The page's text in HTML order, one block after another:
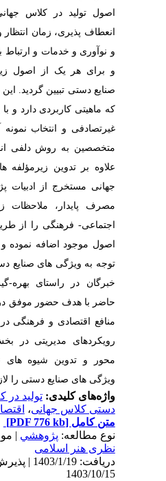
اصول تولید در کلاس جهانی شامل
انعطاف پذیری، زمان انتظار و تحویل
و نوآوری و خدمات و ارتباط با
و برای هر یک از اصول زیرمؤلفه
صنایع دستی تبیین گردید. این پژوهش
که ماهیتی کاربردی دارد و با روش
غیرتصادفی و انتخاب نمونه آماری از
متخصصین به روش دلفی انجام
علاوه بر تدوین زیرمؤلفه های اصول
جهانی مستخرج از ادبیات پژوهش،
مصرف پایدار، ملاحظات زیست -
اجتماعی- فرهنگی را از طریق اجماع
اصول موجود اضافه نموده و
توجه به ویژگی های صنایع دستی
خبرگان در راستای بهره-گیری
حاضر با هدف حضور موفق در
منافع اقتصادی و فرهنگی در
رویکردهای مدیریتی در بخش
محور و تدوین شیوه های نوین
ویژگی های صنایع دستی را لازم و
واژه‌های کلیدی:تولید در کلاس
دستی کلاس جهانی، اقتصاد خلاق،
متن کامل[PDF 776 kb]
(۹۸۸ دریافت)
نوع مطالعه: پژوهشي | موضوع
نظری هنر اسلامی
1403/10/15